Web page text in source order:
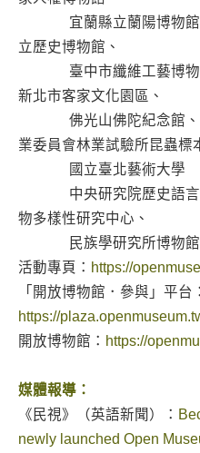
宜蘭縣立蘭陽博物館、
立歷史博物館、
臺中市纖維工藝博物館
新北市客家文化園區、
佛光山佛陀紀念館、國
業委員會林業試驗所昆蟲標
國立臺北藝術大學
中央研究院歷史語言研
物多樣性研究中心、
民族學研究所博物館
活動專頁： https://
「開放博物館．參與」平台：
https://
開放博物館： https://
媒體報導：
《民視》（英語新聞）：
newly launched Open